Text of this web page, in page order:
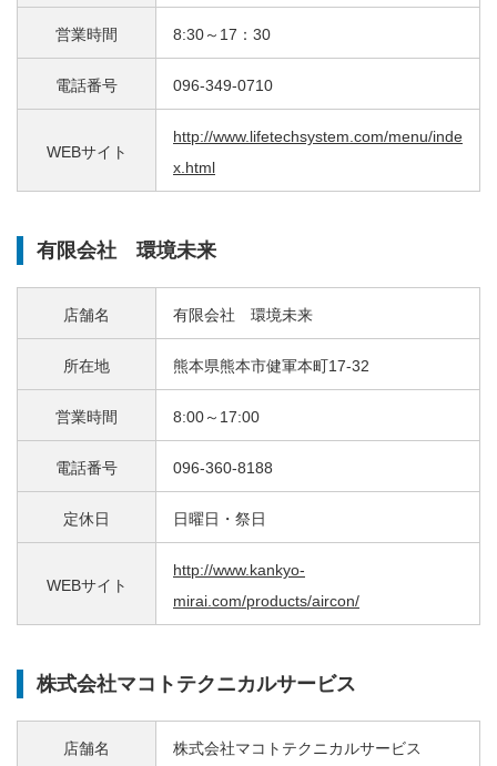
営業時間 8:30～17：30
電話番号 096-349-0710
WEBサイト
http://www.lifetechsystem.com/menu/inde
x.html
有限会社 環境未来
店舗名 有限会社 環境未来
所在地 熊本県熊本市健軍本町17-32
営業時間 8:00～17:00
電話番号 096-360-8188
定休日 日曜日・祭日
WEBサイト
http://www.kankyo-
mirai.com/products/aircon/
株式会社マコトテクニカルサービス
店舗名 株式会社マコトテクニカルサービス